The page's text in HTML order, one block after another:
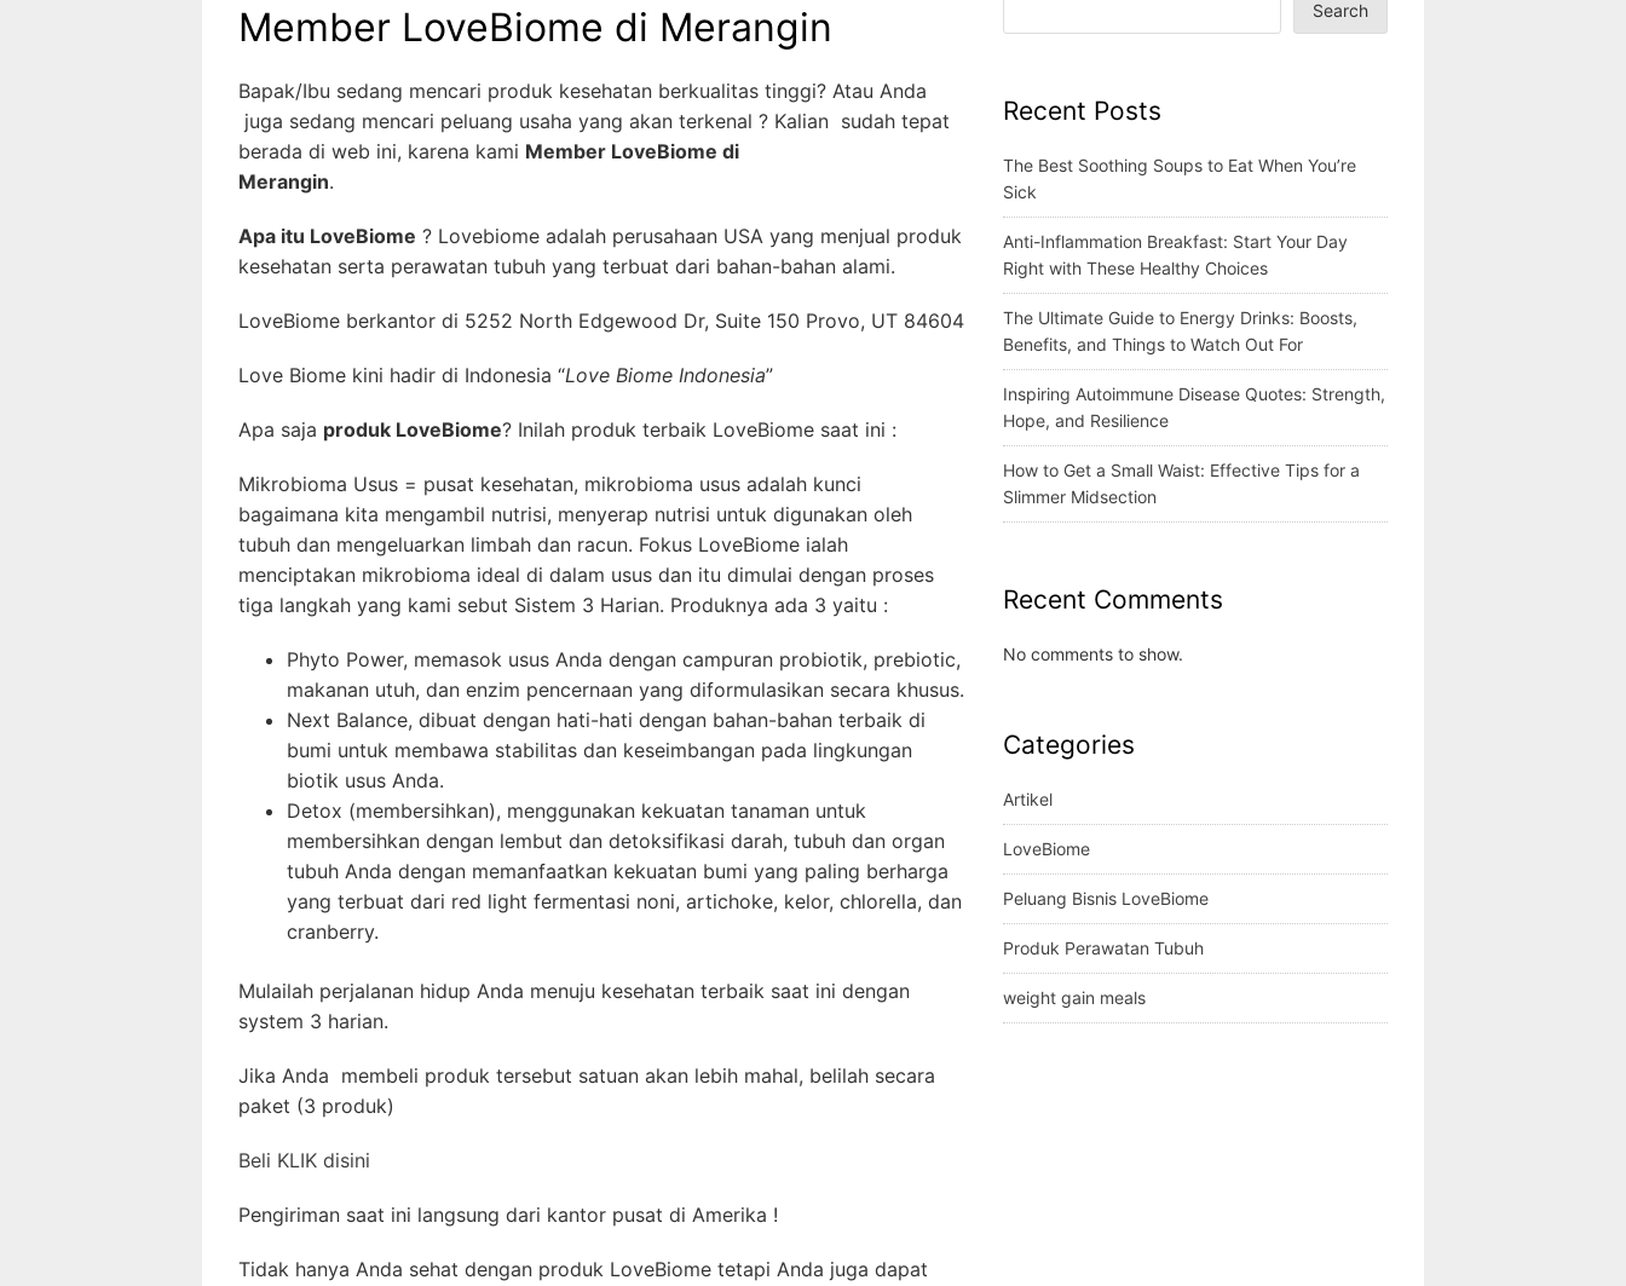
Member LoveBiome di Merangin
Bapak/Ibu sedang mencari produk kesehatan berkualitas tinggi? Atau Anda
juga sedang mencari peluang usaha yang akan terkenal ? Kalian sudah tepat
berada di web ini, karena kami Member LoveBiome di
Merangin.
Apa itu LoveBiome ? Lovebiome adalah perusahaan USA yang menjual produk
kesehatan serta perawatan tubuh yang terbuat dari bahan-bahan alami.
LoveBiome berkantor di 5252 North Edgewood Dr, Suite 150 Provo, UT 84604
Love Biome kini hadir di Indonesia “Love Biome Indonesia”
Apa saja produk LoveBiome? Inilah produk terbaik LoveBiome saat ini :
Mikrobioma Usus = pusat kesehatan, mikrobioma usus adalah kunci
bagaimana kita mengambil nutrisi, menyerap nutrisi untuk digunakan oleh
tubuh dan mengeluarkan limbah dan racun. Fokus LoveBiome ialah
menciptakan mikrobioma ideal di dalam usus dan itu dimulai dengan proses
tiga langkah yang kami sebut Sistem 3 Harian. Produknya ada 3 yaitu :
Phyto Power, memasok usus Anda dengan campuran probiotik, prebiotic,
makanan utuh, dan enzim pencernaan yang diformulasikan secara khusus.
Next Balance, dibuat dengan hati-hati dengan bahan-bahan terbaik di
bumi untuk membawa stabilitas dan keseimbangan pada lingkungan
biotik usus Anda.
Detox (membersihkan), menggunakan kekuatan tanaman untuk
membersihkan dengan lembut dan detoksifikasi darah, tubuh dan organ
tubuh Anda dengan memanfaatkan kekuatan bumi yang paling berharga
yang terbuat dari red light fermentasi noni, artichoke, kelor, chlorella, dan
cranberry.
Mulailah perjalanan hidup Anda menuju kesehatan terbaik saat ini dengan
system 3 harian.
Jika Anda membeli produk tersebut satuan akan lebih mahal, belilah secara
paket (3 produk)
Beli KLIK disini
Pengiriman saat ini langsung dari kantor pusat di Amerika !
Tidak hanya Anda sehat dengan produk LoveBiome tetapi Anda juga dapat
Search
Recent Posts
The Best Soothing Soups to Eat When You’re
Sick
Anti-Inflammation Breakfast: Start Your Day
Right with These Healthy Choices
The Ultimate Guide to Energy Drinks: Boosts,
Benefits, and Things to Watch Out For
Inspiring Autoimmune Disease Quotes: Strength,
Hope, and Resilience
How to Get a Small Waist: Effective Tips for a
Slimmer Midsection
Recent Comments
No comments to show.
Categories
Artikel
LoveBiome
Peluang Bisnis LoveBiome
Produk Perawatan Tubuh
weight gain meals